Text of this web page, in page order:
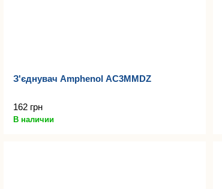
З'єднувач Amphenol AC3MMDZ
162 грн
В наличии